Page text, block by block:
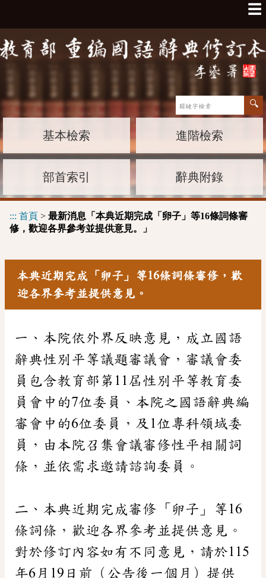
☰
基本檢索 進階檢索
部首索引 辭典附錄
::: 首頁 > 最新消息「本典近期完成「卵子」等16條詞條審
修，歡迎各界參考並提供意見。」
本典近期完成「卵子」等16條詞條審修，歡
迎各界參考並提供意見。
一、本院依外界反映意見，成立國語
辭典性別平等議題審議會，審議會委
員包含教育部第11屆性別平等教育委
員會中的7位委員、本院之國語辭典編
審會中的6位委員，及1位專科領域委
員，由本院召集會議審修性平相關詞
條，並依需求邀請諮詢委員。
二、本典近期完成審修「卵子」等16
條詞條，歡迎各界參考並提供意見。
對於修訂內容如有不同意見，請於115
年6月19日前（公告後一個月）提供